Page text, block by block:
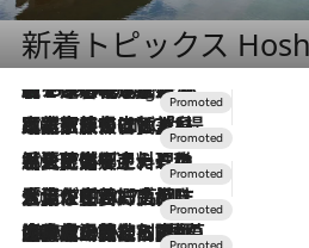
新着トピックス
11 Hours Ago
【トンボの足水浴】ヒノキの香りに包まれて涼感マックス！約13℃の湧水かけ流しを避暑地「星野温泉 トンボの湯」で体験
2026.7.31
【ホテル帰省】という選択肢をOMOが提案。家族とほどよい距離を保つには「昼は実家、夜は気兼ねなくホテルで！」
2026.7.24
【夏限定ディナーコース】旬を迎える稚鮎や花ズッキーニなどをイタリア・トスカーナの郷土料理の手法で満喫！
2026.7.17
「土佐和ハーブかき氷」がOMO7高知に登場！生姜、山椒、大葉など目にも舌にも涼を呼ぶ郷土の味
2026.7.10
NEW OPEN！【界 草津】名湯の地に誕生。趣の異なる2種の温泉と上州ならではの会席・蕎麦割烹など美食を味わう究極の癒やし旅